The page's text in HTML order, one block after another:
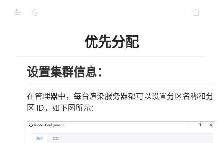
优先分配
设置集群信息：
在管理器中，每台渲染服务器都可以设置分区名称和分
区 ID，如下图所示：